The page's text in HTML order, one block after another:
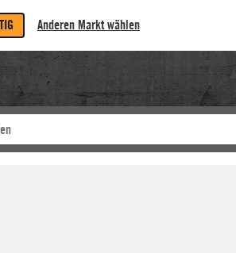
Anderen Markt wählen